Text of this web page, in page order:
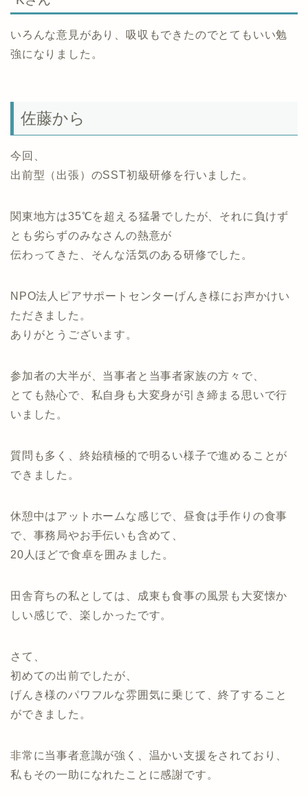
いろんな意見があり、吸収もできたのでとてもいい勉
強になりました。
佐藤から
今回、
出前型（出張）のSST初級研修を行いました。
関東地方は35℃を超える猛暑でしたが、それに負けず
とも劣らずのみなさんの熱意が
伝わってきた、そんな活気のある研修でした。
NPO法人ピアサポートセンターげんき様にお声かけい
ただきました。
ありがとうございます。
参加者の大半が、当事者と当事者家族の方々で、
とても熱心で、私自身も大変身が引き締まる思いで行
いました。
質問も多く、終始積極的で明るい様子で進めることが
できました。
休憩中はアットホームな感じで、昼食は手作りの食事
で、事務局やお手伝いも含めて、
20人ほどで食卓を囲みました。
田舎育ちの私としては、成東も食事の風景も大変懐か
しい感じで、楽しかったです。
さて、
初めての出前でしたが、
げんき様のパワフルな雰囲気に乗じて、終了すること
ができました。
非常に当事者意識が強く、温かい支援をされており、
私もその一助になれたことに感謝です。